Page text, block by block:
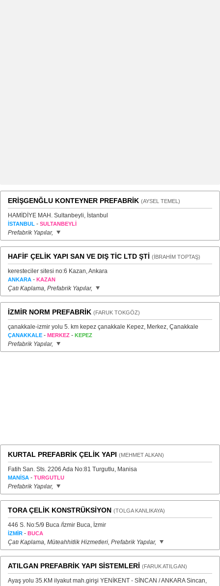
ERİŞGENĞLU KONTEYNER PREFABRİK (AYSEL TEMEL)
HAMİDİYE MAH. Sultanbeyli, İstanbul
İSTANBUL - SULTANBEYLİ
Prefabrik Yapılar,
HAFİF ÇELİK YAPI SAN VE DIŞ TİC LTD ŞTİ (İBRAHİM TOPTAŞ)
keresteciler sitesi no:6 Kazan, Ankara
ANKARA - KAZAN
Çatı Kaplama, Prefabrik Yapılar,
İZMİR NORM PREFABRİK (FARUK TOKGÖZ)
çanakkale-izmir yolu 5. km kepez çanakkale Kepez, Merkez, Çanakkale
ÇANAKKALE - MERKEZ - KEPEZ
Prefabrik Yapılar,
KURTAL PREFABRİK ÇELİK YAPI (MEHMET ALKAN)
Fatih San. Sts. 2206 Ada No:81 Turgutlu, Manisa
MANİSA - TURGUTLU
Prefabrik Yapılar,
TORA ÇELİK KONSTRÜKSİYON (TOLGA KANLIKAYA)
446 S. No:5/9 Buca /İzmir Buca, İzmir
İZMİR - BUCA
Çatı Kaplama, Müteahhitlik Hizmetleri, Prefabrik Yapılar,
ATILGAN PREFABRİK YAPI SİSTEMLERİ (FARUK ATILGAN)
Ayaş yolu 35.KM ilyakut mah.girişi YENİKENT - SİNCAN / ANKARA Sincan,